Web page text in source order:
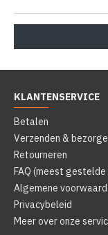
KLANTENSERVICE
Betalen
Verzenden &
Retourneren
FAQ (meest
Algemene
Privacybeleid
Meer over onze